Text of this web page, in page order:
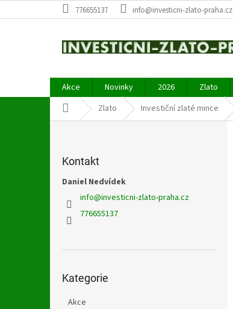
na
776655137 info@investicni-zlato-praha.cz
Akce Novinky 2026 Zlato
Domů Zlato Investiční zlaté mince
Kontakt
Daniel Nedvídek
info@investicni-zlato-praha.cz
776655137
kategorie
Kategorie
Akce